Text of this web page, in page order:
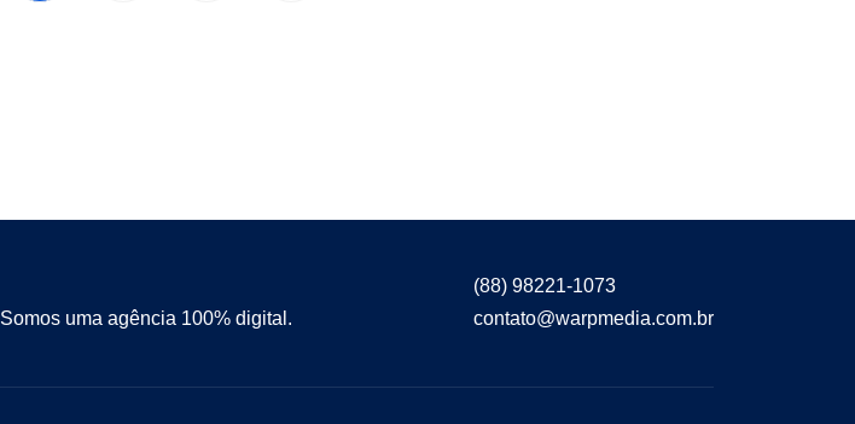
Somos uma agência 100% digital.
(88) 98221-1073
contato@warpmedia.com.br